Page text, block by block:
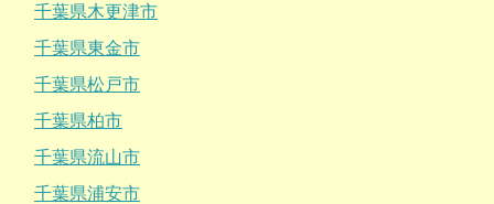
千葉県木更津市
千葉県東金市
千葉県松戸市
千葉県柏市
千葉県流山市
千葉県浦安市